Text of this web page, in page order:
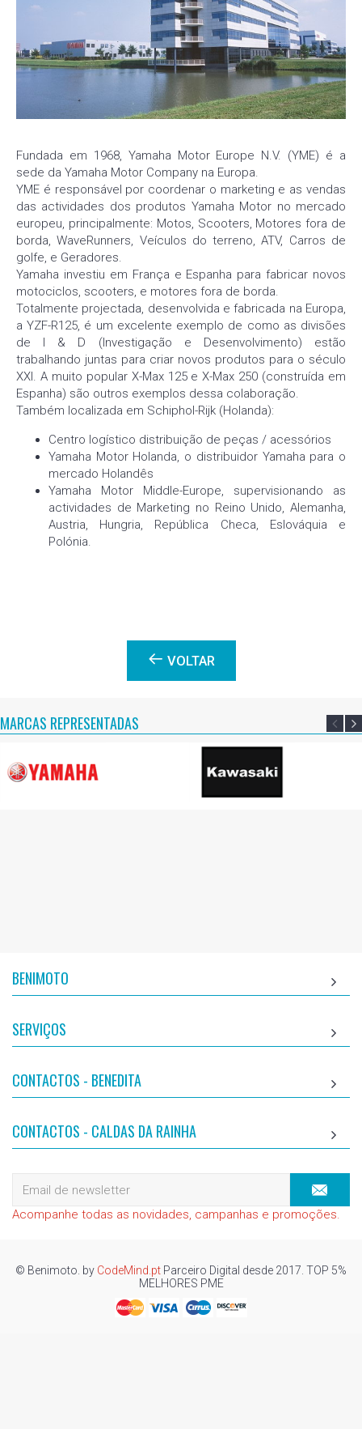
Fundada em 1968, Yamaha Motor Europe N.V. (YME) é a
sede da Yamaha Motor Company na Europa.
YME é responsável por coordenar o marketing e as vendas
das actividades dos produtos Yamaha Motor no mercado
europeu, principalmente: Motos, Scooters, Motores fora de
borda, WaveRunners, Veículos do terreno, ATV, Carros de
golfe, e Geradores.
Yamaha investiu em França e Espanha para fabricar novos
motociclos, scooters, e motores fora de borda.
Totalmente projectada, desenvolvida e fabricada na Europa,
a YZF-R125, é um excelente exemplo de como as divisões
de I & D (Investigação e Desenvolvimento) estão
trabalhando juntas para criar novos produtos para o século
XXI. A muito popular X-Max 125 e X-Max 250 (construída em
Espanha) são outros exemplos dessa colaboração.
Também localizada em Schiphol-Rijk (Holanda):
Centro logístico distribuição de peças / acessórios
Yamaha Motor Holanda, o distribuidor Yamaha para o
mercado Holandês
Yamaha Motor Middle-Europe, supervisionando as
actividades de Marketing no Reino Unido, Alemanha,
Austria, Hungria, República Checa, Eslováquia e
Polónia.
VOLTAR
MARCAS REPRESENTADAS
BENIMOTO
SERVIÇOS
CONTACTOS - BENEDITA
CONTACTOS - CALDAS DA RAINHA
Acompanhe todas as novidades, campanhas e promoções.
© Benimoto. by CodeMind.pt Parceiro Digital desde 2017. TOP 5%
MELHORES PME